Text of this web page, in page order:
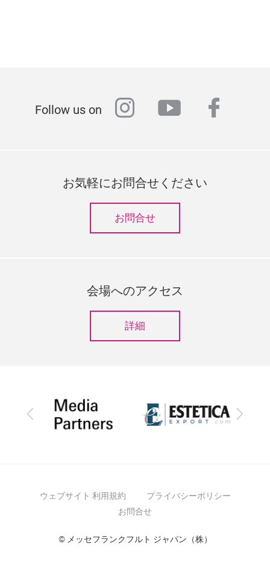
Follow us on instagram
youtube
お気軽にお問合せください
お問合せ
会場へのアクセス
詳細
前
次
ウェブサイト 利用規約
プライバシーポリシー
お問合せ
© メッセフランクフルト ジャパン（株）